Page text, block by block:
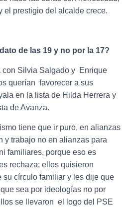
el prestigio del alcalde crece.
de las 19 y no por la 17?
con Silvia Salgado y Enrique
querían favorecer a sus
en la lista de Hilda Herrera y
de Avanza.
tiene que ir puro, en alianzas
y trabajo no en alianzas para
familiares, porque eso es
rechaza; ellos quisieron
su círculo familiar y les dije que
sea por ideologías no por
se llevaron el logo del PSE